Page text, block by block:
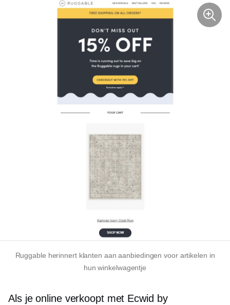
Ruggable herinnert klanten aan aanbiedingen voor artikelen in
hun winkelwagentje
Als je online verkoopt met Ecwid by